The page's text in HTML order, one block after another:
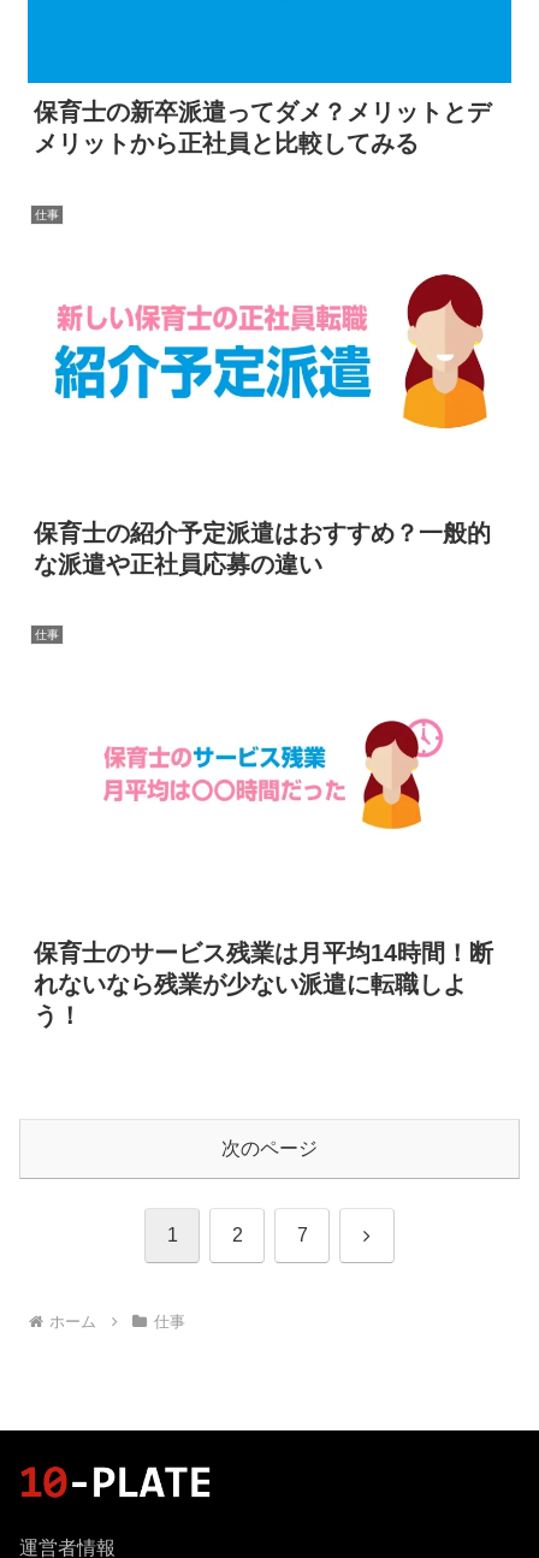
保育士の新卒派遣ってダメ？メリットとデ
メリットから正社員と比較してみる
仕事
保育士の紹介予定派遣はおすすめ？一般的
な派遣や正社員応募の違い
仕事
保育士のサービス残業は月平均14時間！断
れないなら残業が少ない派遣に転職しよ
う！
次のページ
1 2 7 次
ホーム 仕事
運営者情報